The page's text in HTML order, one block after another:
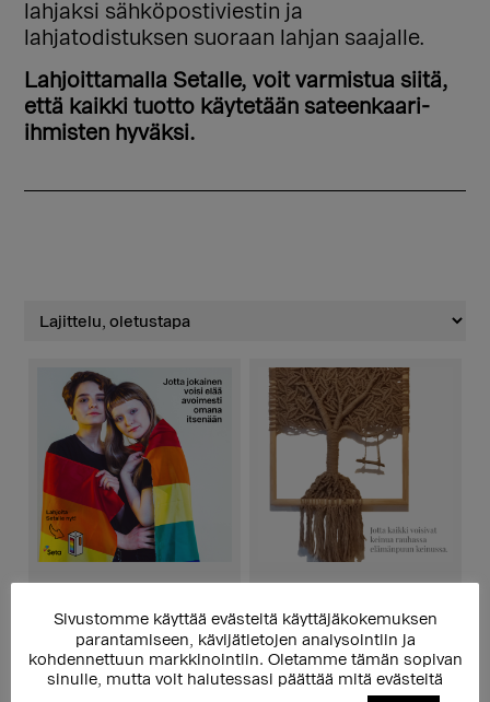
lahjaksi sähköpostiviestin ja
lahjatodistuksen suoraan lahjan saajalle.
Lahjoittamalla Setalle, voit varmistua siitä,
että kaikki tuotto käytetään sateenkaari-
ihmisten hyväksi.
10,00€
LISÄÄ OSTOSKORIIN
hyväksi)
10,00
LISÄÄ OSTOSKORIIN
Sivustomme käyttää evästeitä käyttäjäkokemuksen
parantamiseen, kävijätietojen analysointiin ja
kohdennettuun markkinointiin. Oletamme tämän sopivan
sinulle, mutta voit halutessasi päättää mitä evästeitä